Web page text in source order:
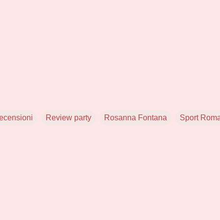
Review party Rosanna Fontana Sport